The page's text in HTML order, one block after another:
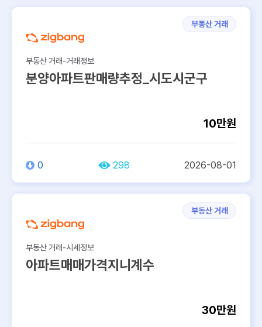
부동산 거래
부동산 거래-거래정보
분양아파트판매량추정_시도시군구
10만원
0 298 2026-08-01
부동산 거래
부동산 거래-시세정보
아파트매매가격지니계수
30만원